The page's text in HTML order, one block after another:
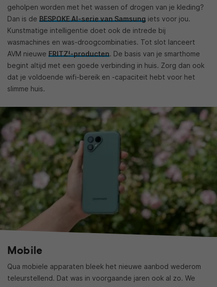
geholpen worden met het wassen of drogen van je kleding?
Dan is de BESPOKE AI-serie van Samsung iets voor jou.
Kunstmatige intelligentie doet ook de intrede bij
wasmachines en was-droogcombinaties. Tot slot lanceert
AVM nieuwe FRITZ!-producten. De basis van je smarthome
begint altijd met een goede verbinding in huis. Zorg dan ook
dat je voldoende wifi-bereik en -capaciteit hebt voor het
slimme huis.
Mobile
Qua mobiele apparaten bleek het nieuwe aanbod wederom
teleurstellend. Dat was in voorgaande jaren ook al zo. We